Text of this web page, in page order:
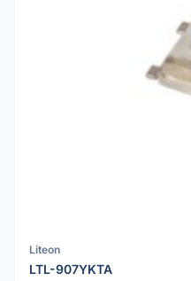
Liteon
LTL-907YKTA